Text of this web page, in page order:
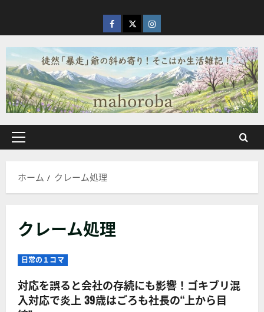
を
ス
キ
ッ
プ
facebook
X Instagram
メ
ン
ー
ホーム クレーム処理
クレーム処理
日常の１コマ
対応を誤ると会社の存続にも影響！ゴキブリ混
入対応で炎上 39歳はごろも社長の“上から目